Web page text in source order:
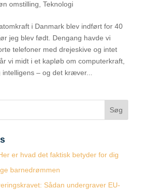
omstilling, Teknologi
i Danmark blev indført for 40
jeg blev født. Dengang havde vi
telefoner med drejeskive og intet
vi midt i et kapløb om computerkraft,
intelligens – og det kræver...
Søg
er hvad det faktisk betyder for dig
barnedrømmen
Sådan undergraver EU-